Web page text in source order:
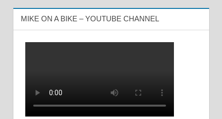
MIKE ON A BIKE – YOUTUBE CHANNEL